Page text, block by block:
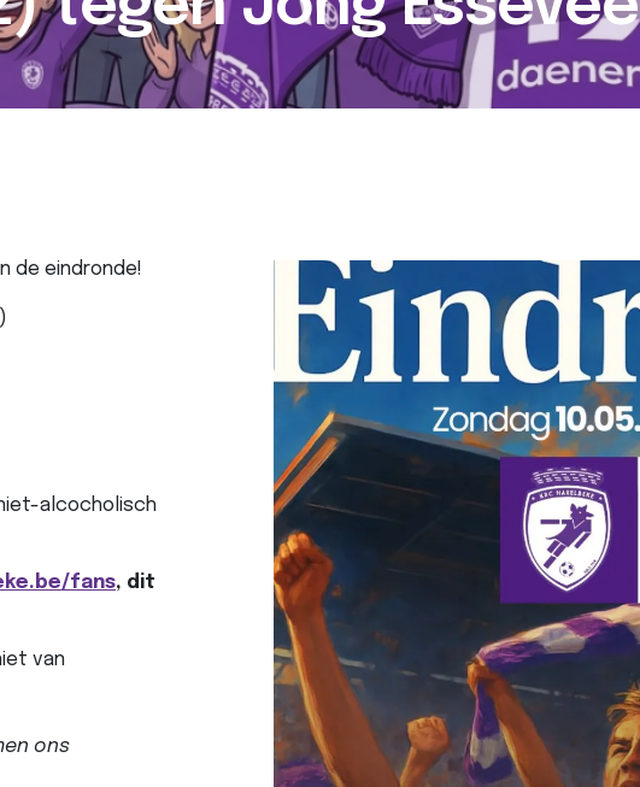
de eindronde!
alcocholisch
fans, dit
van
ons